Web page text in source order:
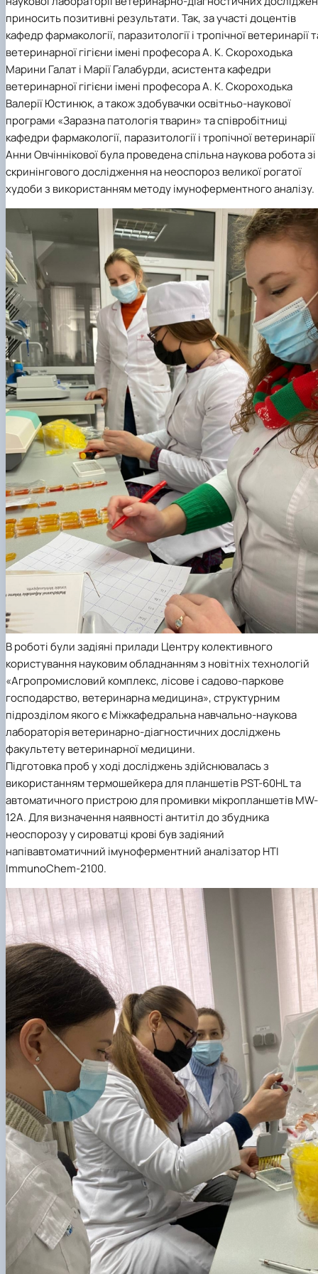
приносить позитивні результати. Так, за участі доцентів
кафедр фармакології, паразитології і тропічної ветеринарії
ветеринарної гігієни імені професора А. К. Скороходька
Марини Галат і Марії Галабурди, асистента кафедри
ветеринарної гігієни імені професора А. К. Скороходька
Валерії Юстинюк, а також здобувачки освітньо-наукової
програми «Заразна патологія тварин» та співробітниці
кафедри фармакології, паразитології і тропічної ветеринарії
Анни Овчіннікової була проведена спільна наукова робота зі
скринінгового дослідження на неоспороз великої рогатої
худоби з використанням методу імуноферментного аналізу.
В роботі були задіяні прилади Центру колективного
користування науковим обладнанням з новітніх технологій
«Агропромисловий комплекс, лісове і садово-паркове
господарство, ветеринарна медицина», структурним
підрозділом якого є Міжкафедральна навчально-наукова
лабораторія ветеринарно-діагностичних досліджень
факультету ветеринарної медицини.
Підготовка проб у ході досліджень здійснювалась з
використанням термошейкера для планшетів PST-60HL та
автоматичного пристрою для промивки мікропланшетів MW-
12A. Для визначення наявності антитіл до збудника
неоспорозу у сироватці крові був задіяний
напівавтоматичний імуноферментний аналізатор HTI
ImmunoChem-2100.